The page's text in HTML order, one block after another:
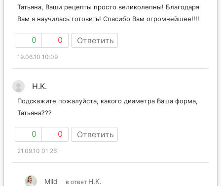
Татьяна, Ваши рецепты просто великолепны! Благодаря
Вам я научилась готовить! Спасибо Вам огромнейшее!!!!
0 0 Ответить
19.06.10 10:09
Н.К.
Подскажите пожалуйста, какого диаметра Ваша форма,
Татьяна???
0 0 Ответить
21.09.10 01:26
Mild в ответ Н.К.